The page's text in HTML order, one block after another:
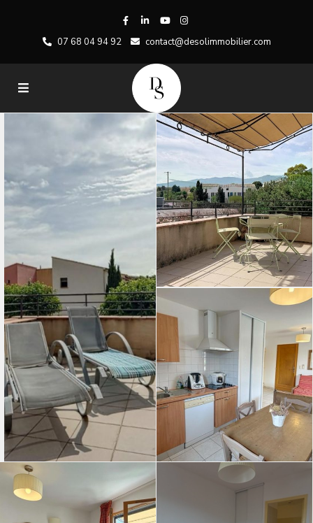
07 68 04 94 92 contact@desolimmobilier.com